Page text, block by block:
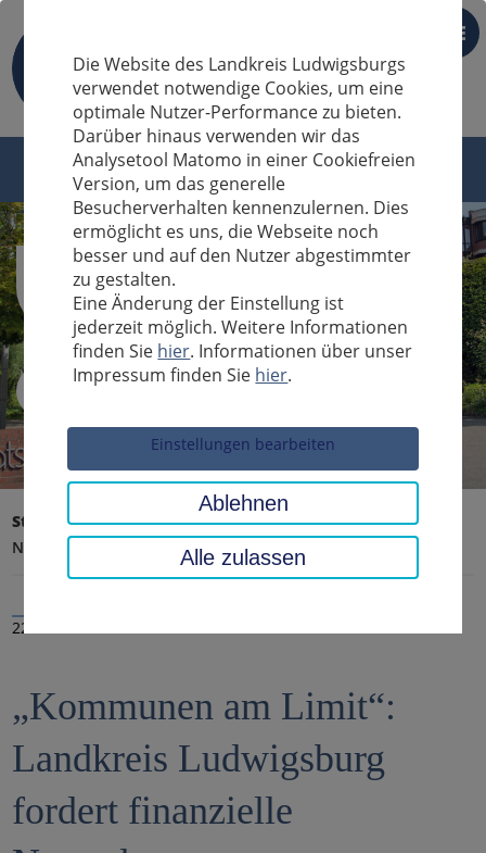
DE
Sucheingabe
Startseite Landratsamt, Landkreis
Aktuelles
Nachrichten
22.06.2026
„Kommunen am Limit“:
Landkreis Ludwigsburg
fordert finanzielle
Die Website des Landkreis Ludwigsburgs
verwendet notwendige Cookies, um eine
optimale Nutzer-Performance zu bieten.
Darüber hinaus verwenden wir das
Analysetool Matomo in einer Cookiefreien
Version, um das generelle
Besucherverhalten kennenzulernen. Dies
ermöglicht es uns, die Webseite noch
besser und auf den Nutzer abgestimmter
zu gestalten.
Eine Änderung der Einstellung ist
jederzeit möglich. Weitere Informationen
finden Sie hier. Informationen über unser
Impressum finden Sie hier.
Einstellungen bearbeiten
Ablehnen
Alle zulassen